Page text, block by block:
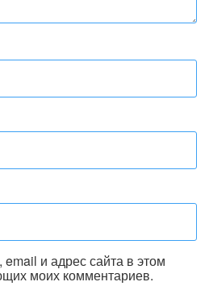
и адрес сайта в этом
моих комментариев.